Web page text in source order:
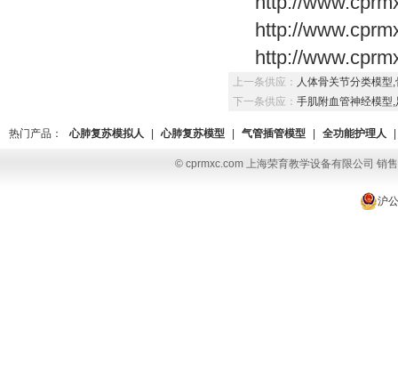
http://
http://
上一条供应： 人体骨关节分类模型
下一条供应： 手肌附血管神经模型
热门产品： 心肺复苏模拟人 心肺复苏模型 气管插管模型 全功能护理人
© cprmxc.com 上海荣育教学设备有限公司 销
沪